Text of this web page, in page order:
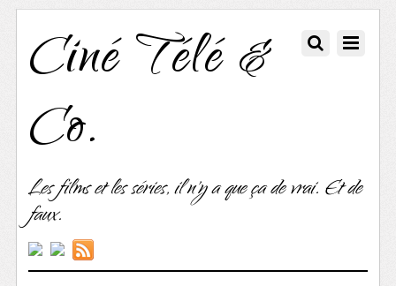
Ciné Télé &
Co.
Les films et les séries, il n'y a que ça de vrai. Et de
faux.